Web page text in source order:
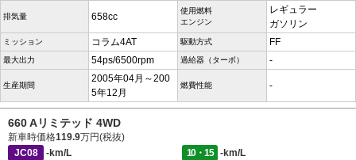
排気量 658cc
使用燃料
エンジン
レギュラー
ガソリン
ミッション コラム4AT 駆動方式 FF
最大出力 54ps/6500rpm 過給器（ターボ） -
生産期間
2005年04月～200
5年12月
燃費性能 -
660 Aリミテッド 4WD
新車時価格119.9万円(税抜)
JC08
-km/L 10・15
-km/L